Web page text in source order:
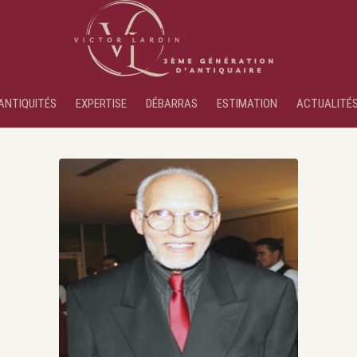
EXPERTISE DÉBARRAS ESTIMATION ACTUALITÉS